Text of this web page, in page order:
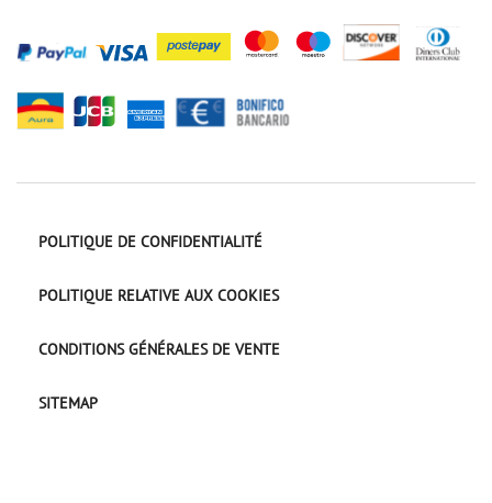
POLITIQUE DE CONFIDENTIALITÉ
POLITIQUE RELATIVE AUX COOKIES
CONDITIONS GÉNÉRALES DE VENTE
SITEMAP